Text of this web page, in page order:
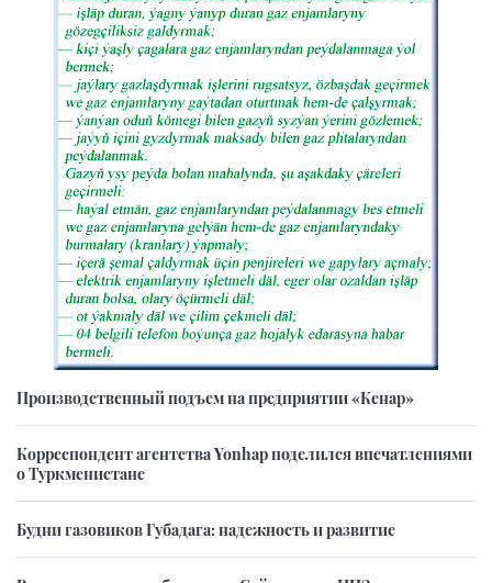
Производственный подъем на предприятии «Кенар»
Корреспондент агентства Yonhap поделился впечатлениями
о Туркменистане
Будни газовиков Губадага: надежность и развитие